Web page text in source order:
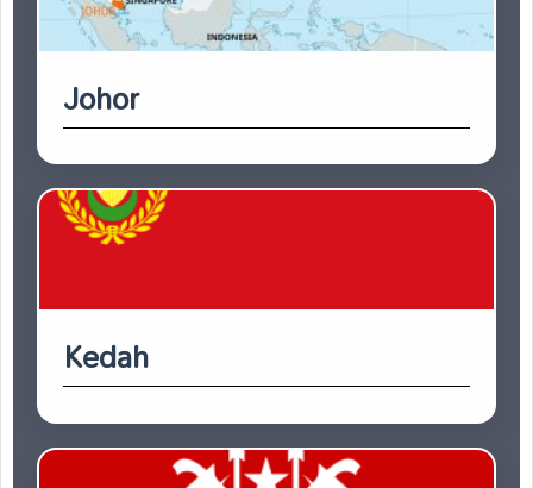
Johor
Kedah